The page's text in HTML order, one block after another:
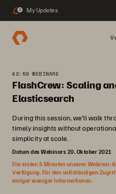
2 My Updates
42:59 WEBINARE
FlashCrew: Scaling
Elasticsearch
During this session, we'll walk
timely insights without
simplicity at scale.
Datum des Webinars 20. Oktober 2021
Die ersten 5 Minuten unserer Webinar-
Verfügung. Für den vollständigen
einiger weniger Informationen.